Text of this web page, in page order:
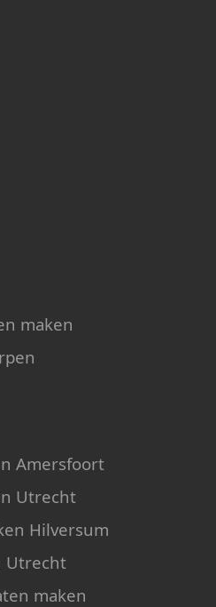
maken
Amersfoort
Utrecht
Hilversum
Utrecht
maken